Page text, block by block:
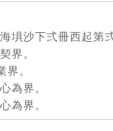
埧沙下弍冊西起第
界。
界。
為界。
為界。